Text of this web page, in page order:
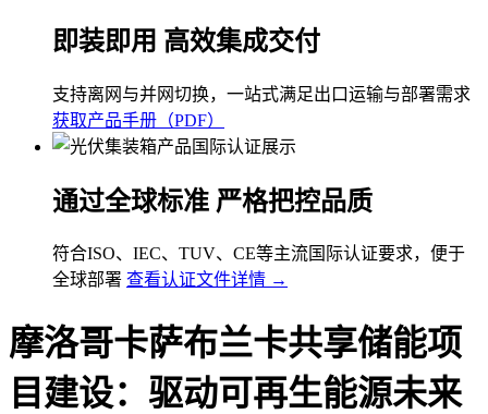
即装即用 高效集成交付
支持离网与并网切换，一站式满足出口运输与部署需求
获取产品手册（PDF）
通过全球标准 严格把控品质
符合ISO、IEC、TUV、CE等主流国际认证要求，便于
全球部署 查看认证文件详情 →
摩洛哥卡萨布兰卡共享储能项
目建设：驱动可再生能源未来